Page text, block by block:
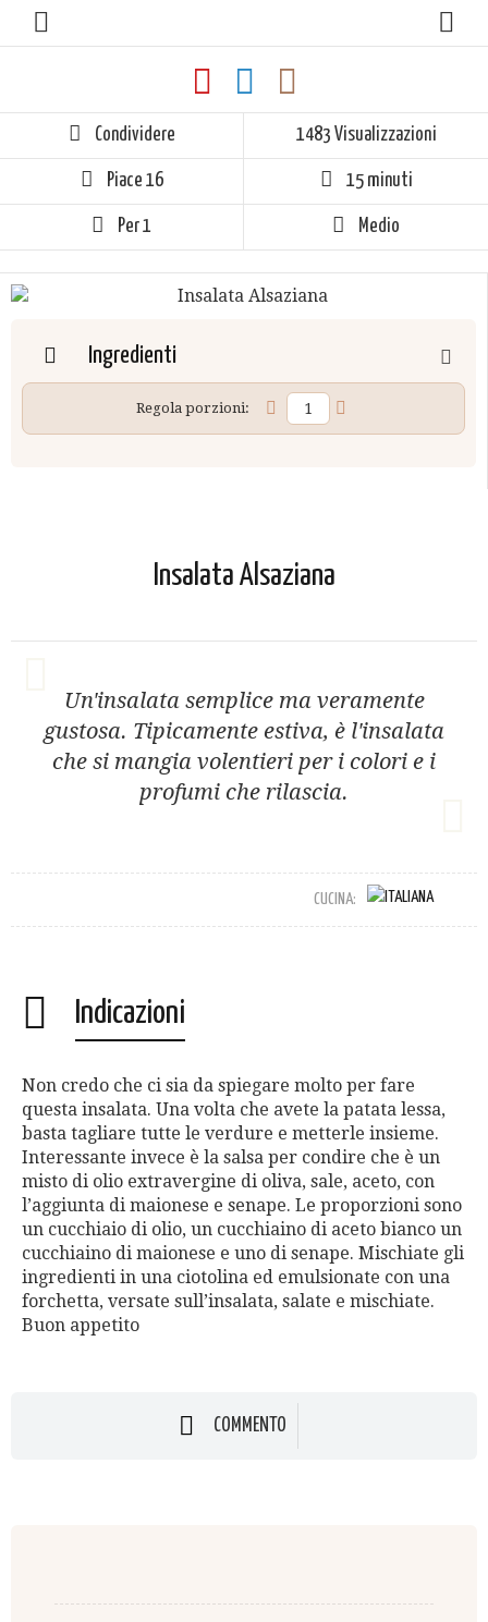
Condividere 1483 Visualizzazioni
Piace 16 15 minuti
Per 1 Medio
Ingredienti
Regola porzioni:
Insalata Alsaziana
Un'insalata semplice ma veramente
gustosa. Tipicamente estiva, è l'insalata
che si mangia volentieri per i colori e i
profumi che rilascia.
CUCINA:
Indicazioni
Non credo che ci sia da spiegare molto per fare
questa insalata. Una volta che avete la patata lessa,
basta tagliare tutte le verdure e metterle insieme.
Interessante invece è la salsa per condire che è un
misto di olio extravergine di oliva, sale, aceto, con
l’aggiunta di maionese e senape. Le proporzioni sono
un cucchiaio di olio, un cucchiaino di aceto bianco un
cucchiaino di maionese e uno di senape. Mischiate gli
ingredienti in una ciotolina ed emulsionate con una
forchetta, versate sull’insalata, salate e mischiate.
Buon appetito
COMMENTO